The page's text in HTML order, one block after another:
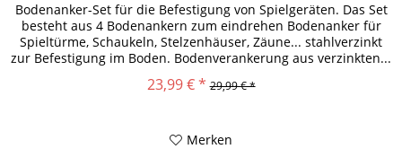
Bodenanker-Set für die Befestigung von Spielgeräten. Das Set
besteht aus 4 Bodenankern zum eindrehen Bodenanker für
Spieltürme, Schaukeln, Stelzenhäuser, Zäune... stahlverzinkt
zur Befestigung im Boden. Bodenverankerung aus verzinkten...
23,99 € * 29,99 € *
Merken